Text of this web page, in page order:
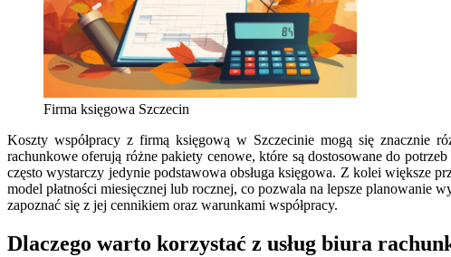
Firma księgowa Szczecin
Koszty współpracy z firmą księgową w Szczecinie mogą się znacznie
rachunkowe oferują różne pakiety cenowe, które są dostosowane do
często wystarczy jedynie podstawowa obsługa księgowa. Z kolei większe
model płatności miesięcznej lub rocznej, co pozwala na lepsze planowanie
zapoznać się z jej cennikiem oraz warunkami współpracy.
Dlaczego warto korzystać z usług biura